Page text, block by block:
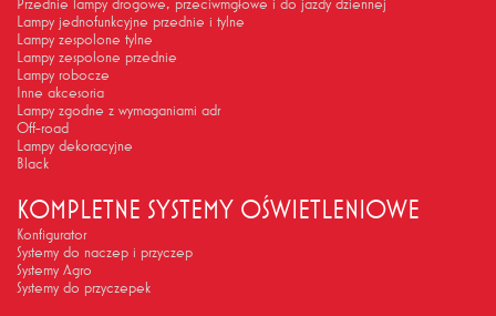
Lampy jednofunkcyjne przednie i tylne
Lampy zespolone tylne
Lampy zespolone przednie
Lampy robocze
Inne akcesoria
Lampy zgodne z wymaganiami adr
Off-road
Lampy dekoracyjne
Black
KOMPLETNE SYSTEMY OŚWIETLENIOWE
Konfigurator
Systemy do naczep i przyczep
Systemy Agro
Systemy do przyczepek